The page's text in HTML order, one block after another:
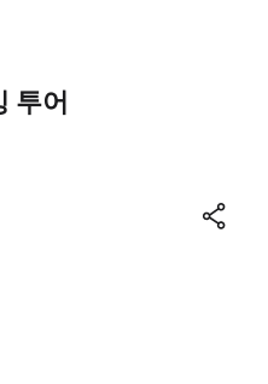
투어